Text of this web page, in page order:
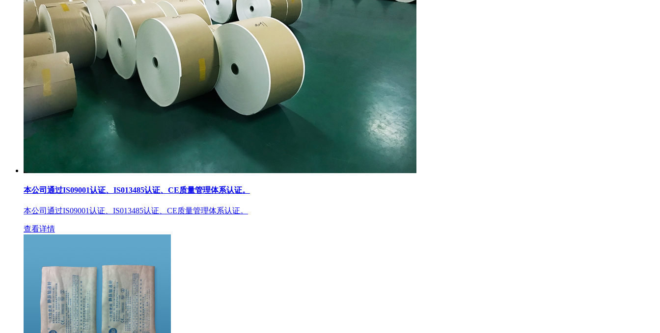
本公司通过IS09001认证、IS013485认证、CE质量管理体系认证。
本公司通过IS09001认证、IS013485认证、CE质量管理体系认证。
查看详情